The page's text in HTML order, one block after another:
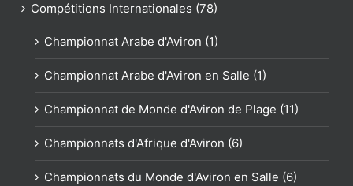
Compétitions Internationales (78)
Championnat Arabe d'Aviron (1)
Championnat Arabe d'Aviron en Salle (1)
Championnat de Monde d'Aviron de Plage (11)
Championnats d'Afrique d'Aviron (6)
Championnats du Monde d'Aviron en Salle (6)